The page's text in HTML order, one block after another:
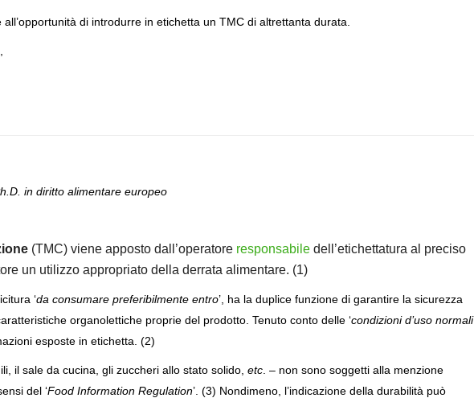
di introdurre in etichetta un TMC di altrettanta durata.
in diritto alimentare europeo
(TMC) viene apposto dall’operatore responsabile dell’etichettatura al preciso
un utilizzo appropriato della derrata alimentare. (1)
‘da consumare preferibilmente entro’, ha la duplice funzione di garantire la sicurezza
organolettiche proprie del prodotto. Tenuto conto delle ‘condizioni d’uso normali
esposte in etichetta. (2)
il sale da cucina, gli zuccheri allo stato solido, etc . – non sono soggetti alla menzione
del ‘Food Information Regulation’. (3) Nondimeno, l’indicazione della durabilità può